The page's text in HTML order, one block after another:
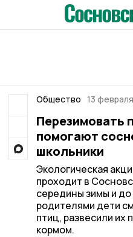
Общество 13
Перезимовать
помогают
школьники
Экологическая
проходит в
середины зимы и
родителями дети
птиц, развесили их
кормом.